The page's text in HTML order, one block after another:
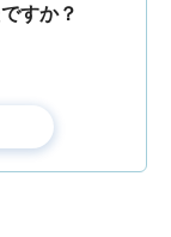
すか？